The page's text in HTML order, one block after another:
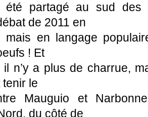
été partagé au sud des
de 2011 en
mais en langage
! Et
il n’y a plus de charrue,
le
Mauguio et
du côté de